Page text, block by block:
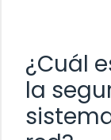
¿Cuál
la